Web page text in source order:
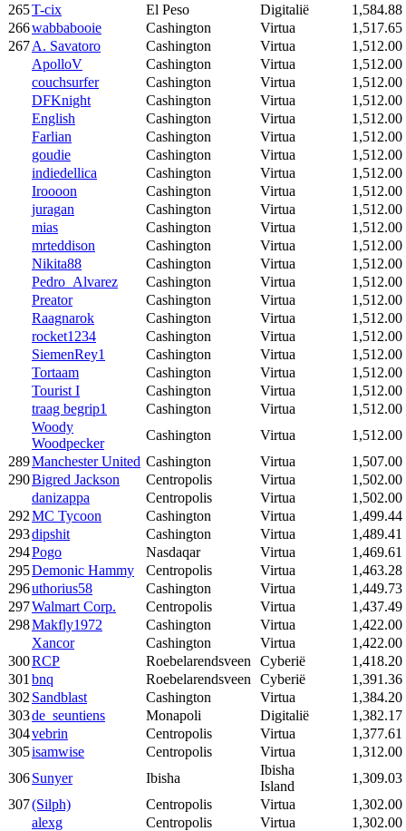
265T-cix El Peso Digitalië
1,584.88
266wabbabooie Cashington Virtua
1,517.65
267A. Savatoro Cashington Virtua
1,512.00
ApolloV
Cashington Virtua
1,512.00
couchsurfer
Cashington Virtua
1,512.00
DFKnight
Cashington Virtua
1,512.00
English
Cashington Virtua
1,512.00
Farlian
Cashington Virtua
1,512.00
goudie
Cashington Virtua
1,512.00
indiedellica
Cashington Virtua
1,512.00
Iroooon
Cashington Virtua
1,512.00
juragan
Cashington Virtua
1,512.00
mias
Cashington Virtua
1,512.00
mrteddison
Cashington Virtua
1,512.00
Nikita88
Cashington Virtua
1,512.00
Pedro_Alvarez
Cashington Virtua
1,512.00
Preator
Cashington Virtua
1,512.00
Raagnarok
Cashington Virtua
1,512.00
rocket1234
Cashington Virtua
1,512.00
SiemenRey1
Cashington Virtua
1,512.00
Tortaam
Cashington Virtua
1,512.00
Tourist I
Cashington Virtua
1,512.00
traag begrip1
Cashington Virtua
1,512.00
Woody
Woodpecker
Cashington Virtua
1,512.00
289Manchester United Cashington Virtua
1,507.00
290Bigred Jackson Centropolis Virtua
1,502.00
danizappa
Centropolis Virtua
1,502.00
292MC Tycoon Cashington Virtua
1,499.44
293dipshit Cashington Virtua
1,489.41
294Pogo Nasdaqar Virtua
1,469.61
295Demonic Hammy Centropolis Virtua
1,463.28
296uthorius58 Cashington Virtua
1,449.73
297Walmart Corp. Centropolis Virtua
1,437.49
298Makfly1972 Cashington Virtua
1,422.00
Xancor
Cashington Virtua
1,422.00
300RCP Roebelarendsveen Cyberië
1,418.20
301 bnq Roebelarendsveen Cyberië
1,391.36
302 Sandblast Cashington Virtua
1,384.20
303de_seuntiens Monapoli Digitalië
1,382.17
304vebrin Centropolis Virtua
1,377.61
305isamwise Centropolis Virtua
1,312.00
306Sunyer Ibisha
Ibisha
Island
1,309.03
307(Silph) Centropolis Virtua
1,302.00
alexg
Centropolis Virtua
1,302.00